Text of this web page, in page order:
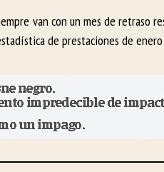
van con un mes de retraso
de prestaciones de